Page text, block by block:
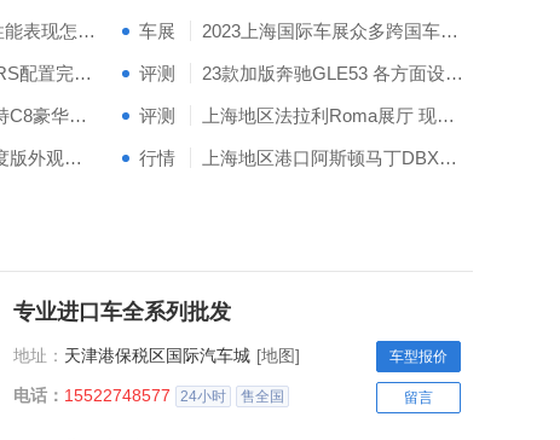
上海加版24款揽胜SE
上海24款美规猛禽R性能表现怎么样
2022款中规718 GT4 RS配置完美外观动感
上海美规23款科尔维特C8豪华现车怎么样
上海24款欧版飞驰雅度版外观设计更有冲击力
车展 2023上海国际车展众多跨国车企携新品亮相
评测 23款加版奔驰GLE53 各方面设计都让人满意
评测 上海地区法拉利Roma展厅 现车内饰外观
行情 上海地区港口阿斯顿马丁DBX内饰外观
专业进口车全系列批发
地址： 天津港保税区国际汽车城 [地图]
电话： 15522748577 24小时 售全国
车型报价
留言